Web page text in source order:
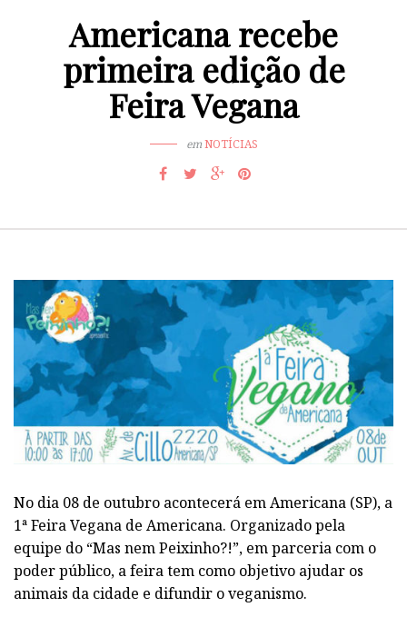
Americana recebe
primeira edição de
Feira Vegana
emNOTÍCIAS
No dia 08 de outubro acontecerá em Americana (SP), a
1ª Feira Vegana de Americana. Organizado pela
equipe do “Mas nem Peixinho?!”, em parceria com o
poder público, a feira tem como objetivo ajudar os
animais da cidade e difundir o veganismo.